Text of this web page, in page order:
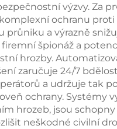
výzvy. Za
ochranu
průniku a výrazně
špionáž a
hrozby.
zaručuje 24/7
a udržuje tak
ochrany. Systémy
hrozeb, jsou
neškodné civilní